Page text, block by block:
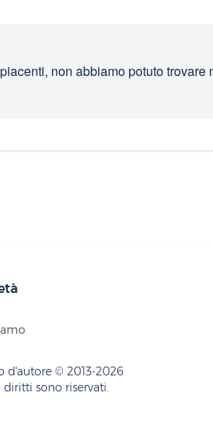
non abbiamo potuto
d'autore © 2013-2026
diritti sono riservati.